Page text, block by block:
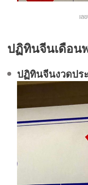
เล
ปฏิทินจีนเดือน
ปฏิทินจีนงวดปร